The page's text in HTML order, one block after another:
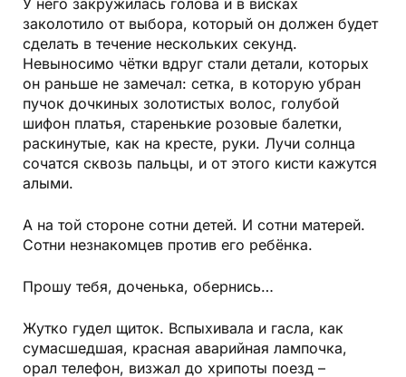
У него закружилась голова и в висках
заколотило от выбора, который он должен будет
сделать в течение нескольких секунд.
Невыносимо чётки вдруг стали детали, которых
он раньше не замечал: сетка, в которую убран
пучок дочкиных золотистых волос, голубой
шифон платья, старенькие розовые балетки,
раскинутые, как на кресте, руки. Лучи солнца
сочатся сквозь пальцы, и от этого кисти кажутся
алыми.
А на той стороне сотни детей. И сотни матерей.
Сотни незнакомцев против его ребёнка.
Прошу тебя, доченька, обернись…
Жутко гудел щиток. Вспыхивала и гасла, как
сумасшедшая, красная аварийная лампочка,
орал телефон, визжал до хрипоты поезд –